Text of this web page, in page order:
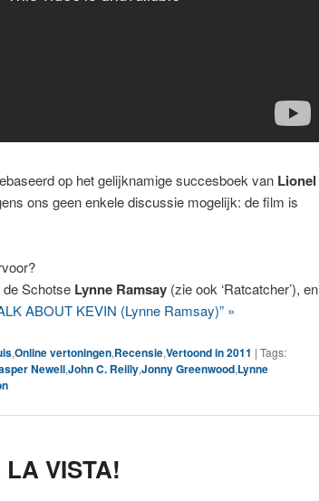
op het gelijknamige succesboek van Lionel
ons geen enkele discussie mogelijk: de film is
Schotse Lynne Ramsay (zie ook ‘Ratcatcher’), en
ABOUT KEVIN (Lynne Ramsay)” »
,Online vertoningen,Recensie,Vertoond in 2011 | Tags:
Newell,John C. Reilly,Jonny Greenwood,Lynne
LA VISTA!